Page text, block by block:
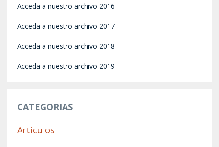
Acceda a nuestro archivo 2016
Acceda a nuestro archivo 2017
Acceda a nuestro archivo 2018
Acceda a nuestro archivo 2019
CATEGORIAS
Articulos